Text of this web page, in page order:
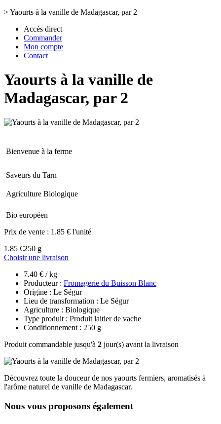
>Yaourts à la vanille de Madagascar, par 2
Accès direct
Commander
Mon compte
Contact
Yaourts à la vanille de
Madagascar, par 2
Bienvenue à la ferme
Saveurs du Tarn
Agriculture Biologique
Bio européen
Prix de vente : 1.85 € l'unité
1.85 €250 g
Choisir une livraison
7.40 € / kg
Producteur : Fromagerie du Buisson Blanc
Origine : Le Ségur
Lieu de transformation : Le Ségur
Agriculture : Biologique
Type produit : Produit laitier de vache
Conditionnement : 250 g
Produit commandable jusqu'à 2 jour(s) avant la livraison
Découvrez toute la douceur de nos yaourts fermiers, aromatisés à
l'arôme naturel de vanille de Madagascar.
Nous vous proposons également